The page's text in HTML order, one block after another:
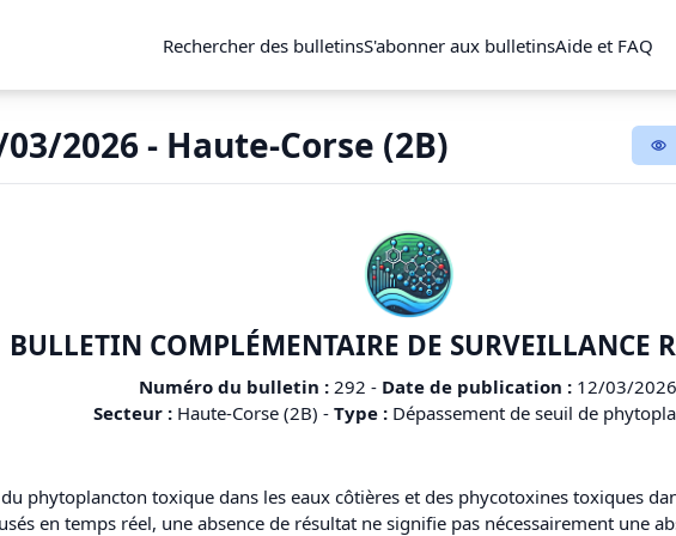
Rechercher des bulletinsS'abonner aux bulletinsAide et FAQ
2026 - Haute-Corse (2B)
BULLETIN COMPLÉMENTAIRE DE SURVEILLANCE
Numéro du bulletin : 292 - Date de publication : 12/03/2026
Secteur : Haute-Corse (2B) - Type : Dépassement de seuil de
phytoplancton toxique dans les eaux côtières et des phycotoxines toxiques
en temps réel, une absence de résultat ne signifie pas nécessairement une